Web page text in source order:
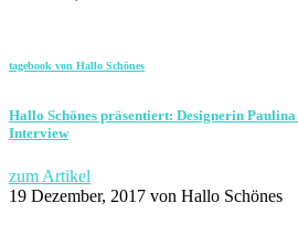
tagebook von Hallo Schönes
Hallo Schönes präsentiert: Designerin
Interview
zum Artikel
19 Dezember, 2017 von Hallo Schönes